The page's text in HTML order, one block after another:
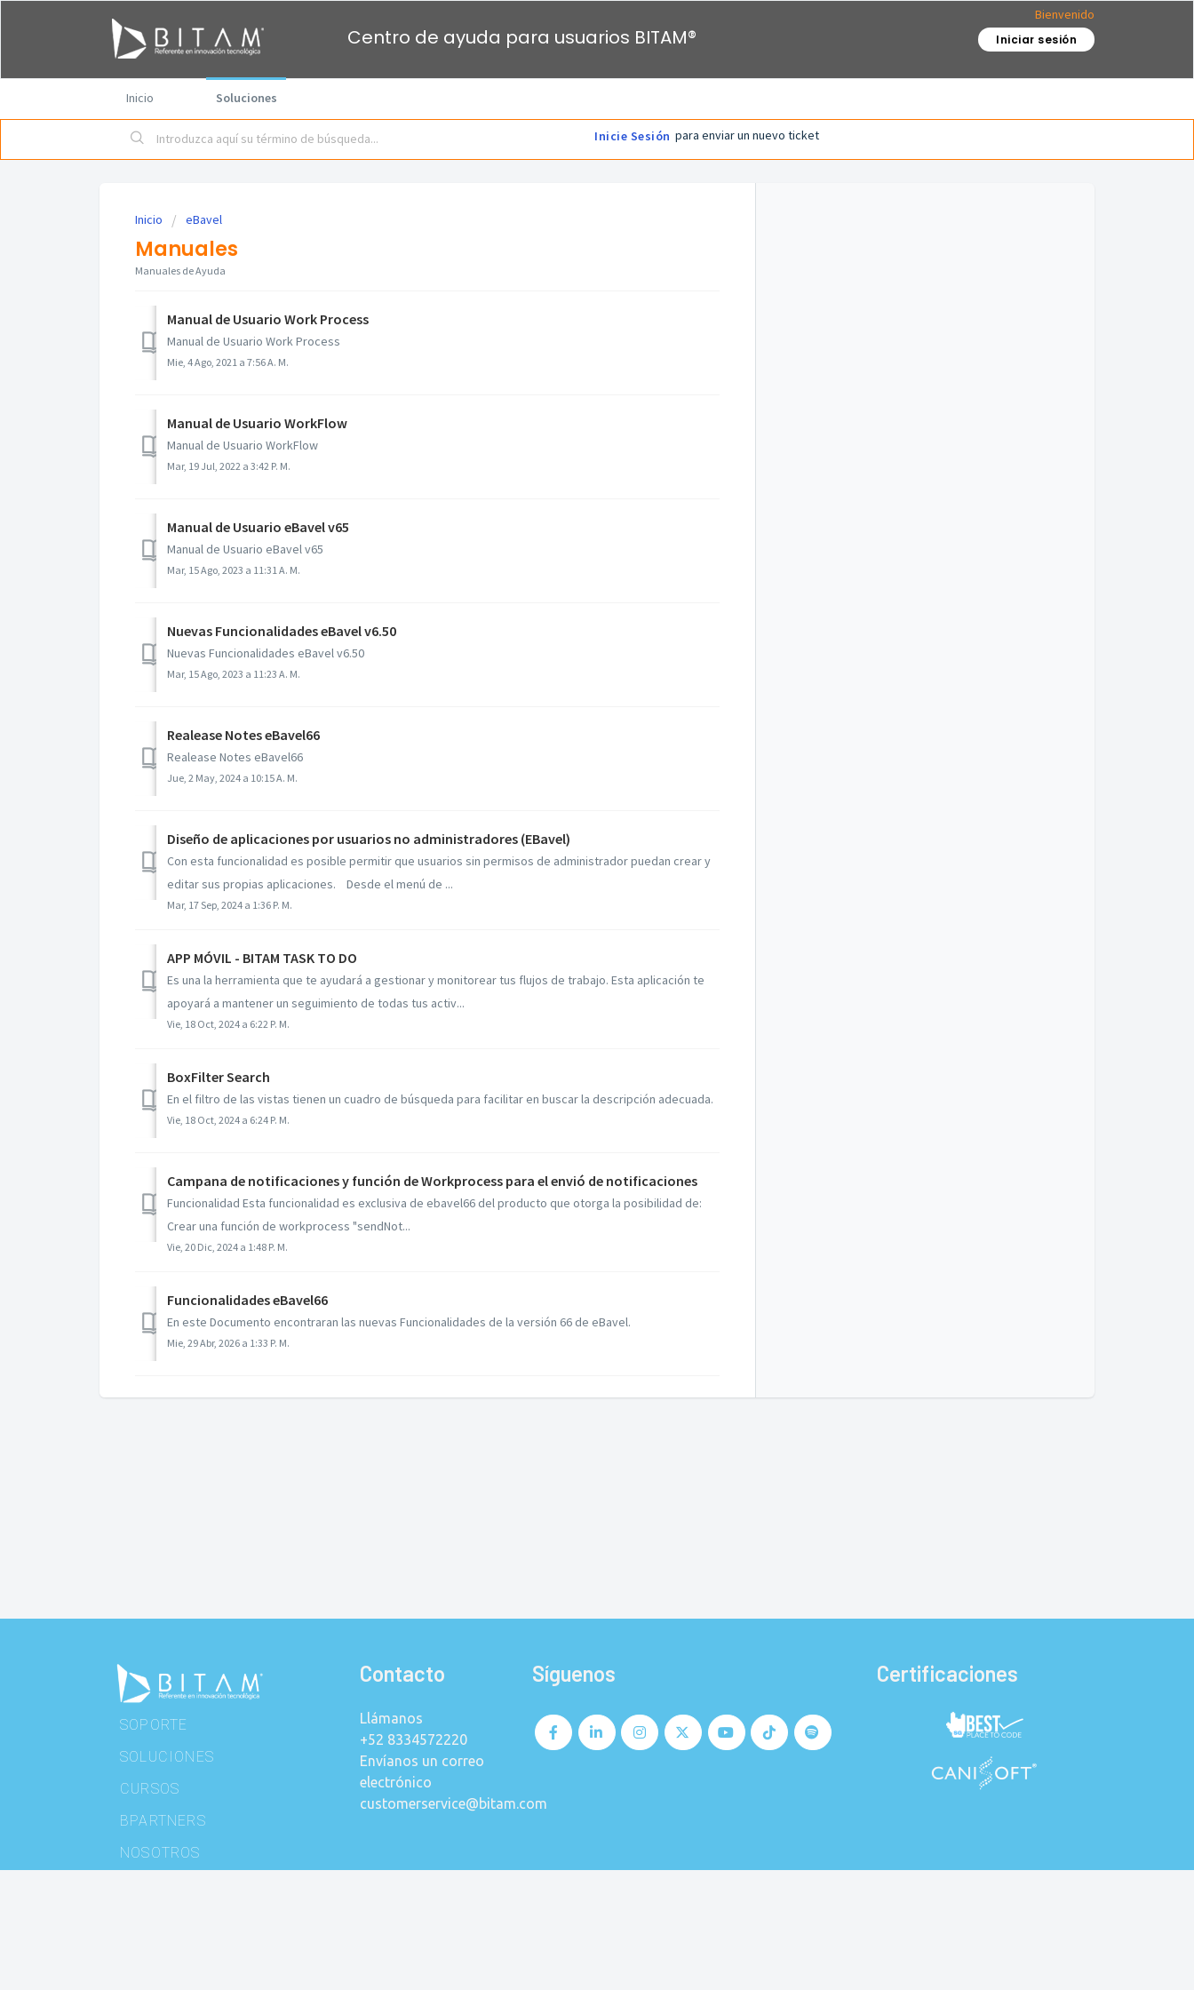
Centro de ayuda para usuarios BITAM®
Bienvenido
Iniciar sesión
Inicio Soluciones
Inicie Sesión para enviar un nuevo ticket
Inicio eBavel
Manuales
Manuales de Ayuda
Manual de Usuario Work Process
Manual de Usuario Work Process
Mie, 4 Ago, 2021 a 7:56 A. M.
Manual de Usuario WorkFlow
Manual de Usuario WorkFlow
Mar, 19 Jul, 2022 a 3:42 P. M.
Manual de Usuario eBavel v65
Manual de Usuario eBavel v65
Mar, 15 Ago, 2023 a 11:31 A. M.
Nuevas Funcionalidades eBavel v6.50
Nuevas Funcionalidades eBavel v6.50
Mar, 15 Ago, 2023 a 11:23 A. M.
Realease Notes eBavel66
Realease Notes eBavel66
Jue, 2 May, 2024 a 10:15 A. M.
Diseño de aplicaciones por usuarios no administradores (EBavel)
Con esta funcionalidad es posible permitir que usuarios sin permisos de administrador puedan crear y
editar sus propias aplicaciones. Desde el menú de ...
Mar, 17 Sep, 2024 a 1:36 P. M.
APP MÓVIL - BITAM TASK TO DO
Es una la herramienta que te ayudará a gestionar y monitorear tus flujos de trabajo. Esta aplicación te
apoyará a mantener un seguimiento de todas tus activ...
Vie, 18 Oct, 2024 a 6:22 P. M.
BoxFilter Search
En el filtro de las vistas tienen un cuadro de búsqueda para facilitar en buscar la descripción adecuada.
Vie, 18 Oct, 2024 a 6:24 P. M.
Campana de notificaciones y función de Workprocess para el envió de notificaciones
Funcionalidad Esta funcionalidad es exclusiva de ebavel66 del producto que otorga la posibilidad de:
Crear una función de workprocess "sendNot...
Vie, 20 Dic, 2024 a 1:48 P. M.
Funcionalidades eBavel66
En este Documento encontraran las nuevas Funcionalidades de la versión 66 de eBavel.
Mie, 29 Abr, 2026 a 1:33 P. M.